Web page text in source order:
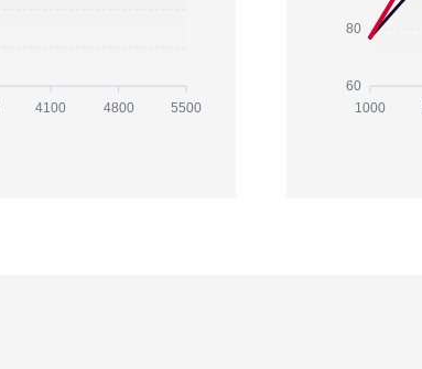
4100 4800 5500
80
60
1000